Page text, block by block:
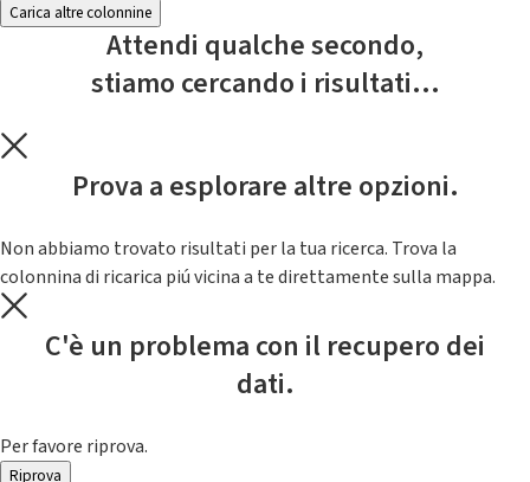
Carica altre colonnine
Attendi qualche secondo,
stiamo cercando i risultati...
Prova a esplorare altre opzioni.
Non abbiamo trovato risultati per la tua ricerca. Trova la
colonnina di ricarica piú vicina a te direttamente sulla mappa.
C'è un problema con il recupero dei
dati.
Per favore riprova.
Riprova